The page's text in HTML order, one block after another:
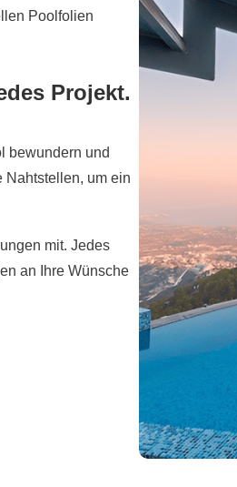
Poolfolien
Projekt.
bewundern und
Nahtstellen, um ein
mit. Jedes
an Ihre Wünsche